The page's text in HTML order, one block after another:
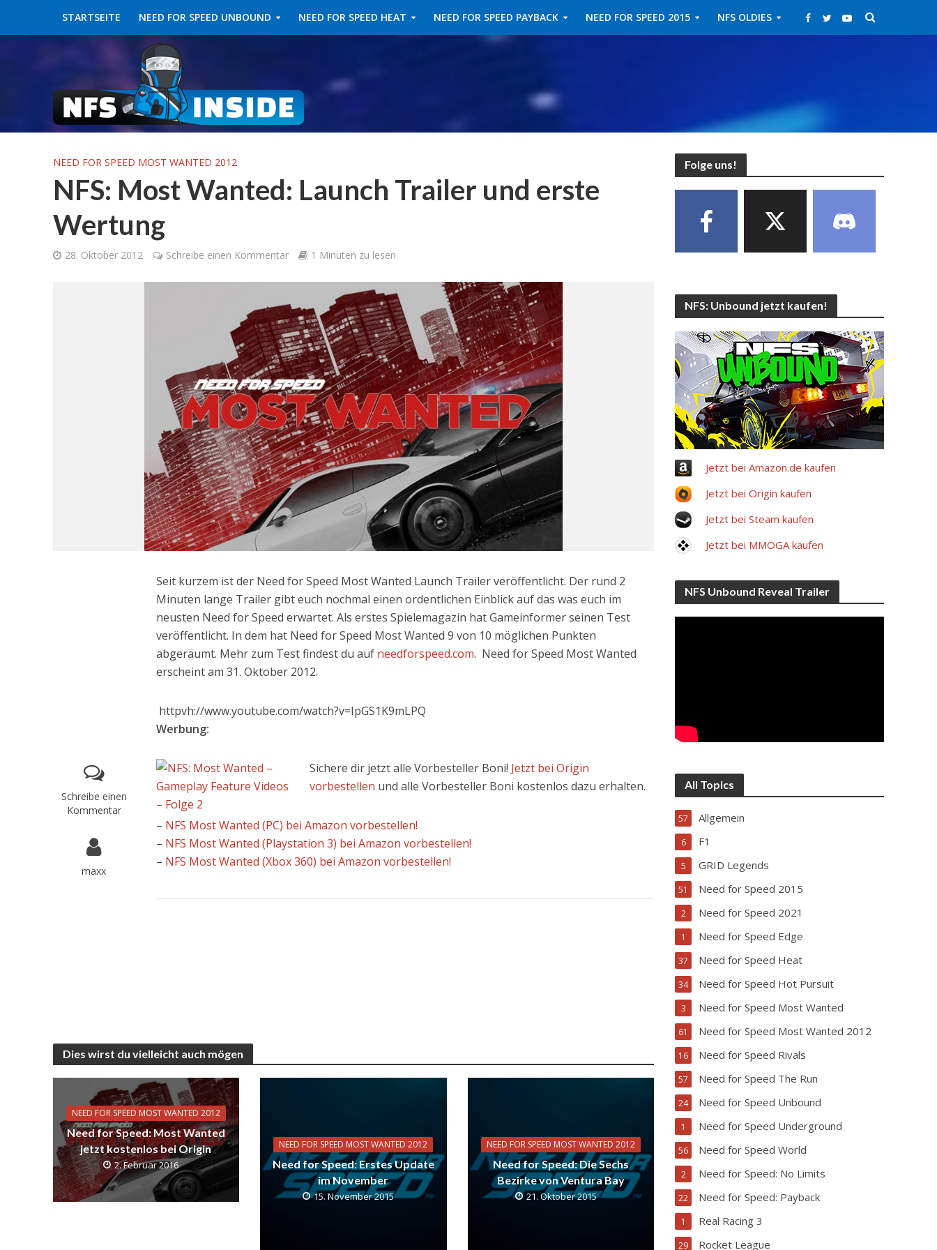
STARTSEITE NEED FOR SPEED UNBOUND NEED FOR SPEED HEAT NEED FOR SPEED PAYBACK NEED FOR SPEED 2015 NFS OLDIES
NEED FOR SPEED MOST WANTED 2012
NFS: Most Wanted: Launch Trailer und erste
Wertung
28. Oktober 2012 Schreibe einen Kommentar 1 Minuten zu lesen
Schreibe einen
Kommentar
maxx
Seit kurzem ist der Need for Speed Most Wanted Launch Trailer veröffentlicht. Der rund 2
Minuten lange Trailer gibt euch nochmal einen ordentlichen Einblick auf das was euch im
neusten Need for Speed erwartet. Als erstes Spielemagazin hat Gameinformer seinen Test
veröffentlicht. In dem hat Need for Speed Most Wanted 9 von 10 möglichen Punkten
abgeräumt. Mehr zum Test findest du auf needforspeed.com. Need for Speed Most Wanted
erscheint am 31. Oktober 2012.
httpvh://www.youtube.com/watch?v=IpGS1K9mLPQ
Werbung:
Sichere dir jetzt alle Vorbesteller Boni! Jetzt bei Origin
vorbestellen und alle Vorbesteller Boni kostenlos dazu erhalten.
– NFS Most Wanted (PC) bei Amazon vorbestellen!
– NFS Most Wanted (Playstation 3) bei Amazon vorbestellen!
– NFS Most Wanted (Xbox 360) bei Amazon vorbestellen!
Dies wirst du vielleicht auch mögen
NEED FOR SPEED MOST WANTED 2012
Need for Speed: Most Wanted
jetzt kostenlos bei Origin
2. Februar 2016
NEED FOR SPEED MOST WANTED 2012
Need for Speed: Erstes Update
im November
15. November 2015
NEED FOR SPEED MOST WANTED 2012
Need for Speed: Die Sechs
Bezirke von Ventura Bay
21. Oktober 2015
Folge uns!
NFS: Unbound jetzt kaufen!
Jetzt bei Amazon.de kaufen
Jetzt bei Origin kaufen
Jetzt bei Steam kaufen
Jetzt bei MMOGA kaufen
NFS Unbound Reveal Trailer
All Topics
Allgemein
57
F1
6
GRID Legends
5
Need for Speed 2015
51
Need for Speed 2021
2
Need for Speed Edge
1
Need for Speed Heat
37
Need for Speed Hot Pursuit
34
Need for Speed Most Wanted
3
Need for Speed Most Wanted 2012
61
Need for Speed Rivals
16
Need for Speed The Run
57
Need for Speed Unbound
24
Need for Speed Underground
1
Need for Speed World
56
Need for Speed: No Limits
2
Need for Speed: Payback
22
Real Racing 3
1
Rocket League
29